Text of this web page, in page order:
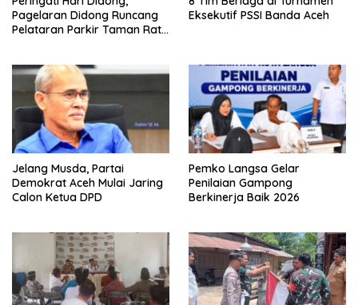
Pagelaran Didong Runcang
Pelataran Parkir Taman Ratu
Eksekutif PSSI Banda Aceh
Jelang Musda, Partai
Demokrat Aceh Mulai Jaring
Calon Ketua DPD
Pemko Langsa Gelar
Penilaian Gampong
Berkinerja Baik 2026